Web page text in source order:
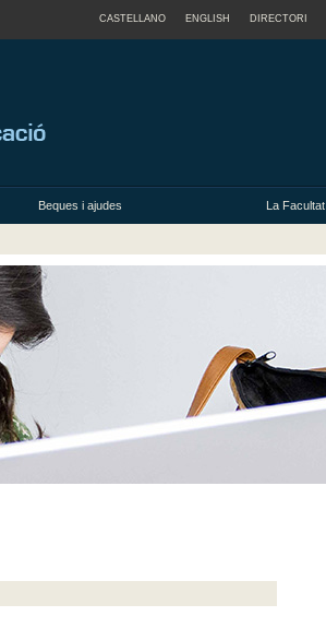
CASTELLANO ENGLISH DIRECTORI
Beques i ajudes La Facultat